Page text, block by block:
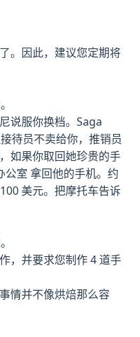
。因此，建议您定期将
说服你换档。Saga
待员不卖给你，推销员
如果你取回她珍贵的手
室 拿回他的手机。约
美元。把摩托车告诉
，并要求您制作 4 道手
情并不像烘焙那么容